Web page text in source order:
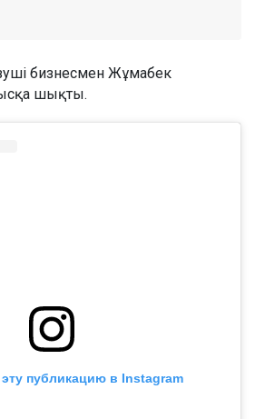
бизнесмен Жұмабек
шықты.
публикацию в Instagram